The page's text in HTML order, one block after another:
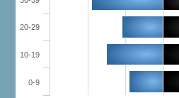
0-9
10-19
20-29